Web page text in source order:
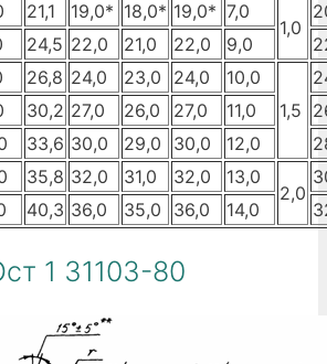
21,1 19,0* 18,0* 19,0* 7,0
1,0
24,5 22,0 21,0 22,0 9,0
26,8 24,0 23,0 24,0
10,0
1,5
30,2 27,0 26,0 27,0 11,0
33,6 30,0 29,0 30,0 12,0
35,8 32,0 31,0 32,0 13,0
2,0
40,3 36,0 35,0 36,0 14,0
1 31103-80